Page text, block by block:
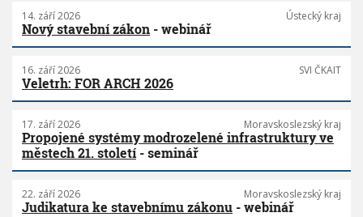
14. září 2026 Ústecký kraj
Nový stavební zákon - webinář
16. září 2026 SVI ČKAIT
Veletrh: FOR ARCH 2026
17. září 2026 Moravskoslezský kraj
Propojené systémy modrozelené infrastruktury ve
městech 21. století- seminář
22. září 2026 Moravskoslezský kraj
Judikatura ke stavebnímu zákonu - webinář